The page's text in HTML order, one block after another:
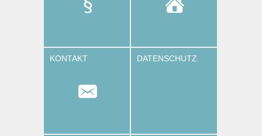
KONTAKT DATENSCHUTZ